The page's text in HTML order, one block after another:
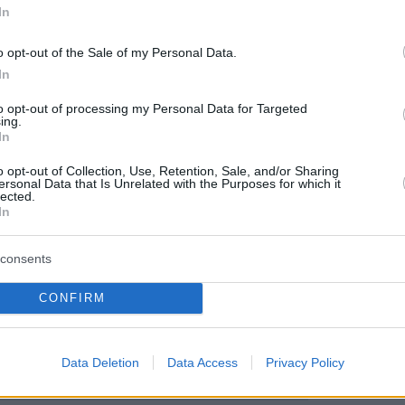
opt-out of the Sale of my Personal Data.
opt-out of processing my Personal Data for Targeted
opt-out of Collection, Use, Retention, Sale, and/or Sharing
Data that Is Unrelated with the Purposes for which it
CONFIRM
Data Deletion Data Access Privacy Policy
κυπριακή Πάφος παρά το γεγονός ότι
στην τελευταία φάση του εντός έδρας
34% για να πάρει αυτή το εισιτήριο του
δυναμώνει ο καύσωνας: 43άρια την Τετάρτη